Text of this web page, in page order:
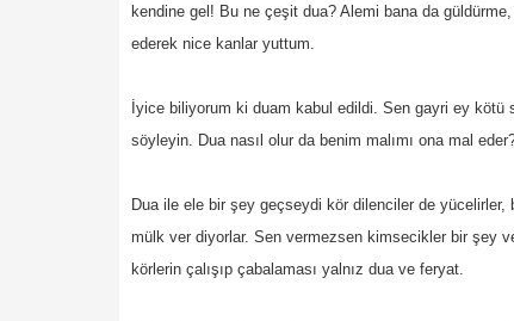
kendine gel! Bu ne çeşit dua? Alemi bana da
ederek nice kanlar yuttum.
İyice biliyorum ki duam kabul edildi. Sen gayri ey kötü
söyleyin. Dua nasıl olur da benim malımı ona mal
Dua ile ele bir şey geçseydi kör dilenciler de
mülk ver diyorlar. Sen vermezsen kimsecikler bir şey
körlerin çalışıp çabalaması yalnız dua ve feryat.